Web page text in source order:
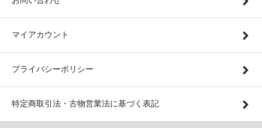
マイアカウント
プライバシーポリシー
特定商取引法・古物営業法に基づく表記